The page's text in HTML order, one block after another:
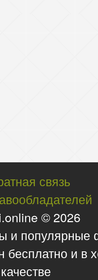
связь
© 2026
и
бесплатно и в
качестве